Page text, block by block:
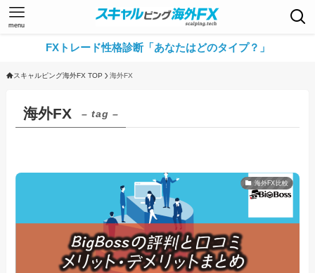
menu
FXトレード性格診断「あなたはどのタイプ？」
スキャルピング海外FX TOP 海外FX
海外FX – tag –
海外FX比較